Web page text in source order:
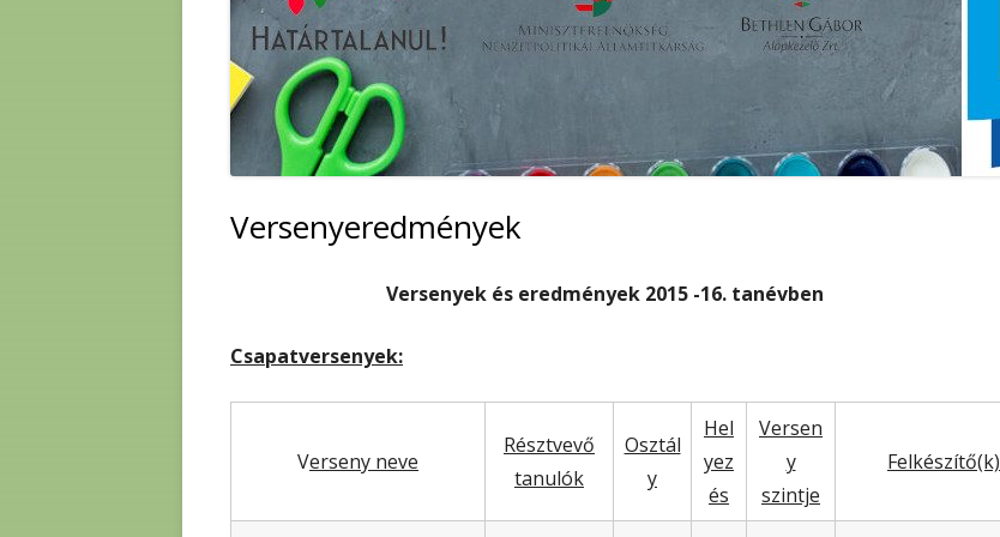
KÖZZÉTÉTEL
PEDAGÓGIAI PROGRAM
Versenyeredmények
Versenyek és eredmények 2015 -16. tanévben
Csapatversenyek:
Verseny neve
Résztvevő
tanulók
Osztál
y
Hel
yez
és
Versen
y
szintje
Felkészítő(k)